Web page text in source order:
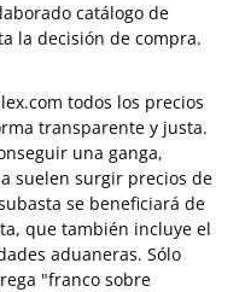
catálogo de
la decisión de compra.
todos los precios
transparente y justa.
una ganga,
suelen surgir precios de
se beneficiará de
que también incluye el
aduaneras. Sólo
"franco sobre